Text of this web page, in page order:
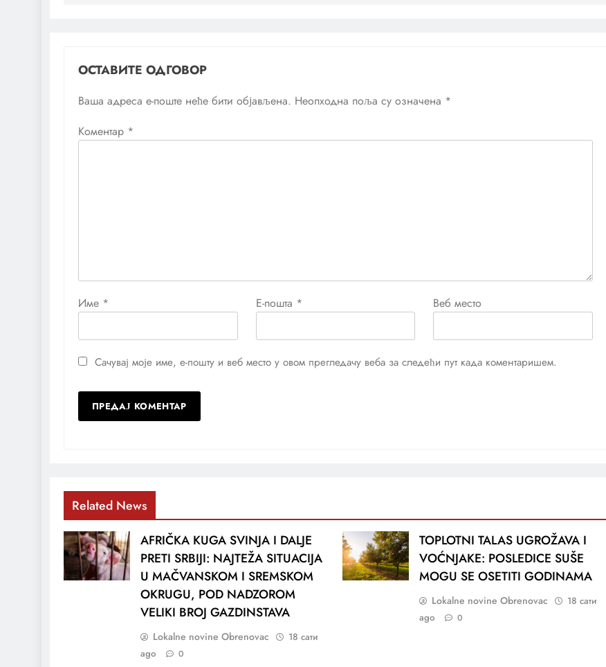
ОСТАВИТЕ ОДГОВОР
Ваша адреса е-поште неће бити објављена. Неопходна поља су означена *
Коментар *
Име * Е-пошта * Веб место
Сачувај моје име, е-пошту и веб место у овом прегледачу веба за следећи пут када коментаришем.
Related News
AFRIČKA KUGA SVINJA I DALJE
PRETI SRBIJI: NAJTEŽA SITUACIJA
U MAČVANSKOM I SREMSKOM
OKRUGU, POD NADZOROM
VELIKI BROJ GAZDINSTAVA
Lokalne novine Obrenovac
18 сати
ago
0
TOPLOTNI TALAS UGROŽAVA I
VOĆNJAKE: POSLEDICE SUŠE
MOGU SE OSETITI GODINAMA
Lokalne novine Obrenovac
18 сати
ago
0